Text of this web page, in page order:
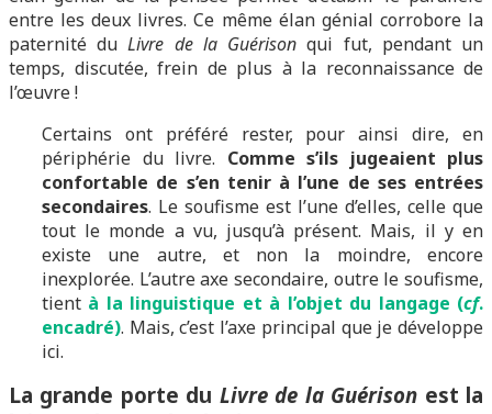
entre les deux livres. Ce même élan génial corrobore la
paternité duLivre de la Guérison qui fut, pendant un
temps, discutée, frein de plus à la reconnaissance de
l’œuvre !
Certains ont préféré rester, pour ainsi dire, en
périphérie du livre. Comme s’ils jugeaient plus
confortable de s’en tenir à l’une de ses entrées
secondaires. Le soufisme est l’une d’elles, celle que
tout le monde a vu, jusqu’à présent. Mais, il y en
existe une autre, et non la moindre, encore
inexplorée. L’autre axe secondaire, outre le soufisme,
tient à la linguistique et à l’objet du langage (cf.
encadré). Mais, c’est l’axe principal que je développe
ici.
La grande porte du Livre de la Guérison est la